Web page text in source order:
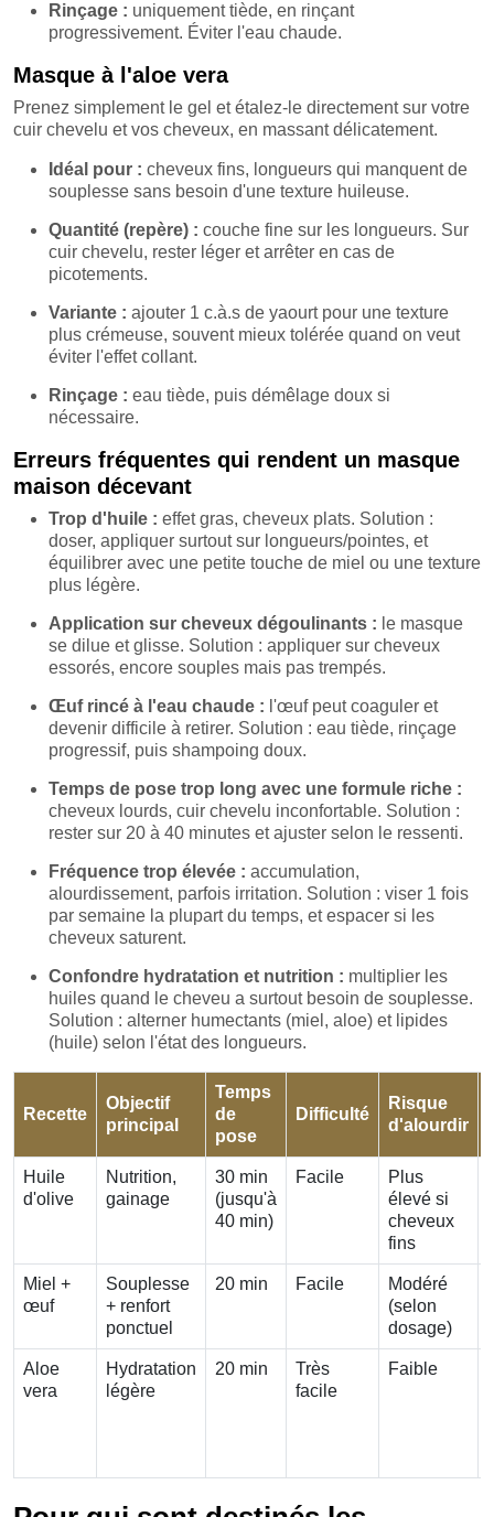
Rinçage : uniquement tiède, en rinçant
progressivement. Éviter l'eau chaude.
Masque à l'aloe vera
Prenez simplement le gel et étalez-le directement sur votre
cuir chevelu et vos cheveux, en massant délicatement.
Idéal pour : cheveux fins, longueurs qui manquent de
souplesse sans besoin d'une texture huileuse.
Quantité (repère) : couche fine sur les longueurs. Sur
cuir chevelu, rester léger et arrêter en cas de
picotements.
Variante : ajouter 1 c.à.s de yaourt pour une texture
plus crémeuse, souvent mieux tolérée quand on veut
éviter l'effet collant.
Rinçage : eau tiède, puis démêlage doux si
nécessaire.
Erreurs fréquentes qui rendent un masque
maison décevant
Trop d'huile : effet gras, cheveux plats. Solution :
doser, appliquer surtout sur longueurs/pointes, et
équilibrer avec une petite touche de miel ou une texture
plus légère.
Application sur cheveux dégoulinants : le masque
se dilue et glisse. Solution : appliquer sur cheveux
essorés, encore souples mais pas trempés.
Œuf rincé à l'eau chaude : l'œuf peut coaguler et
devenir difficile à retirer. Solution : eau tiède, rinçage
progressif, puis shampoing doux.
Temps de pose trop long avec une formule riche :
cheveux lourds, cuir chevelu inconfortable. Solution :
rester sur 20 à 40 minutes et ajuster selon le ressenti.
Fréquence trop élevée : accumulation,
alourdissement, parfois irritation. Solution : viser 1 fois
par semaine la plupart du temps, et espacer si les
cheveux saturent.
Confondre hydratation et nutrition : multiplier les
huiles quand le cheveu a surtout besoin de souplesse.
Solution : alterner humectants (miel, aloe) et lipides
(huile) selon l'état des longueurs.
Recette
Objectif
principal
Temps
de
pose
Difficulté
Risque
d'alourdir
Huile
d'olive
Nutrition,
gainage
30 min
(jusqu'à
40 min)
Facile
Plus
élevé si
cheveux
fins
Miel +
œuf
Souplesse
+ renfort
ponctuel
20 min Facile
Modéré
(selon
dosage)
Aloe
vera
Hydratation
légère
20 min
Très
facile
Faible